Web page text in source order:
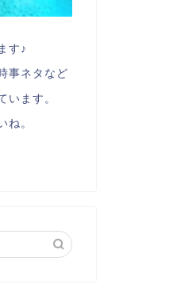
す♪
事ネタなど
います。
ね。